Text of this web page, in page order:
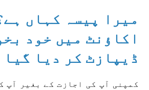
میرا پیسہ کہاں
اکاؤنٹ میں خود
ڈیپازٹ کر دیا گیا